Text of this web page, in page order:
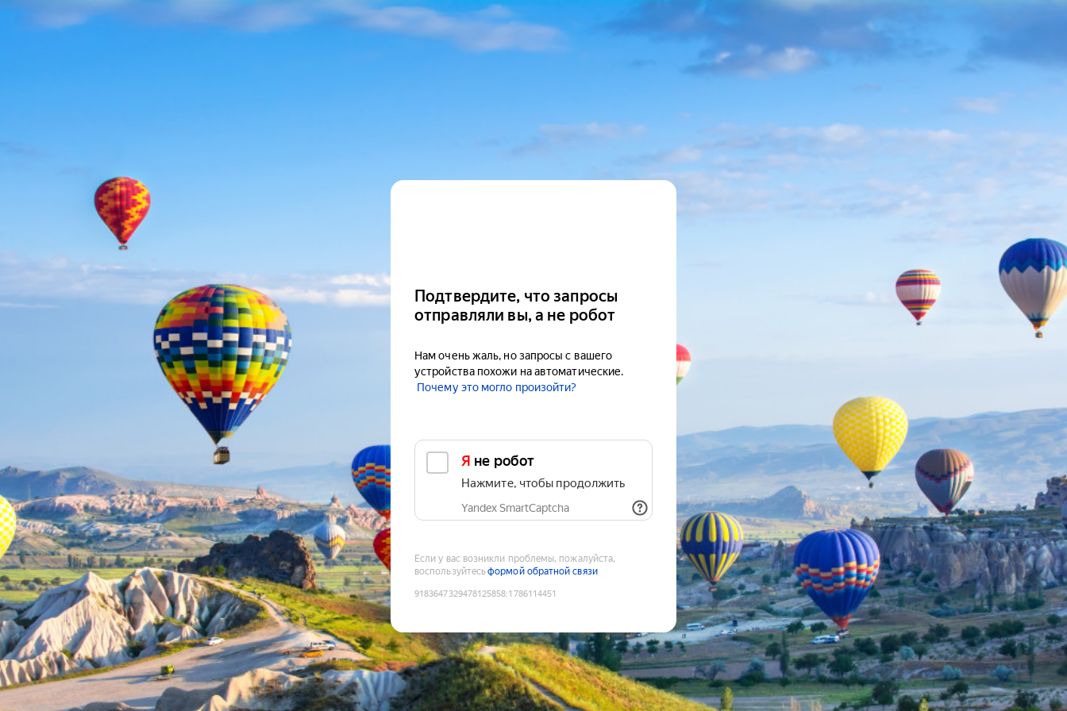
Подтвердите, что запросы
отправляли вы, а не робот
Нам очень жаль, но запросы с вашего
устройства похожи на автоматические.
Почему это могло произойти?
Я не робот
Нажмите, чтобы продолжить
Yandex SmartCaptcha
Если у вас возникли проблемы, пожалуйста,
воспользуйтесьформой обратной связи
9183647329478125858:1786114451